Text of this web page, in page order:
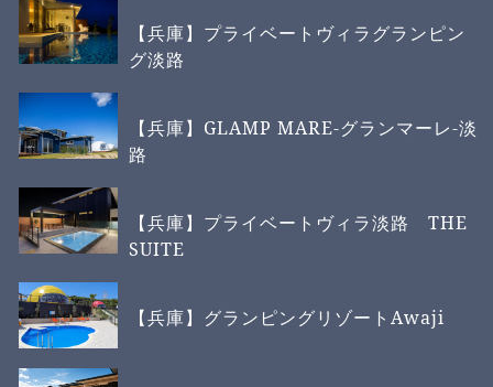
【兵庫】プライベートヴィラグランピン
グ淡路
【兵庫】GLAMP MARE-グランマーレ-淡
路
【兵庫】プライベートヴィラ淡路 THE
SUITE
【兵庫】グランピングリゾートAwaji